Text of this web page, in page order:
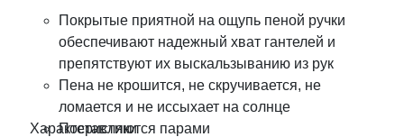
Покрытые приятной на ощупь пеной ручки
обеспечивают надежный хват гантелей и
препятствуют их выскальзыванию из рук
Пена не крошится, не скручивается, не
ломается и не иссыхает на солнце
Поставляются парами
Характеристики